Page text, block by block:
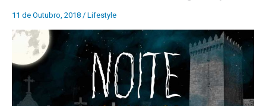
11 de Outubro, 2018 / Lifestyle